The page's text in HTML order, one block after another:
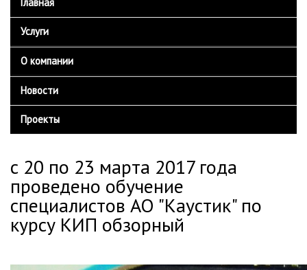
Услуги
Обучение
Сервисное обслуживание
Конвейерные весы SIEMENS Milltronics
Оборудование Harrer&Kassen
О компании
Контакты
Отзывы
Новости
Проекты
Вы здесь
с 20 по 23 марта 2017 года
проведено обучение
специалистов АО "Каустик" по
курсу КИП обзорный